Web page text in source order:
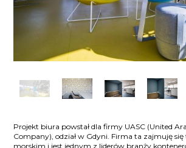
Projekt biura powstał dla firmy UASC (United
Company), odział w Gdyni. Firma ta zajmuję
morskim i jest jednym z liderów branży